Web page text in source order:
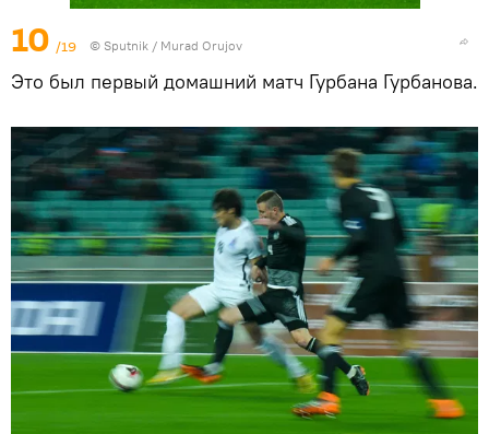
10 /19 © Sputnik / Murad Orujov
Это был первый домашний матч Гурбана Гурбанова.